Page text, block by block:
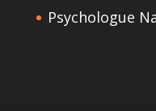
Psychologue